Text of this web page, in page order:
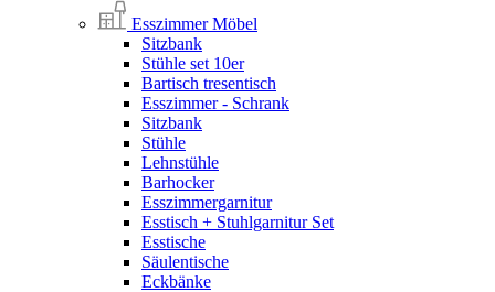
Esszimmer Möbel
Sitzbank
Stühle set 10er
Bartisch tresentisch
Esszimmer - Schrank
Sitzbank
Stühle
Lehnstühle
Barhocker
Esszimmergarnitur
Esstisch + Stuhlgarnitur Set
Esstische
Säulentische
Eckbänke